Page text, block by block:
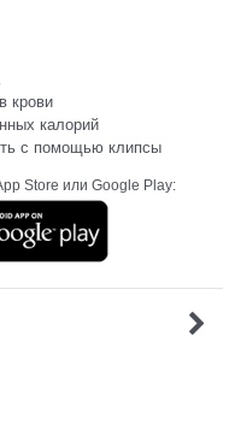
крови
калорий
с помощью клипсы
Store или Google Play: